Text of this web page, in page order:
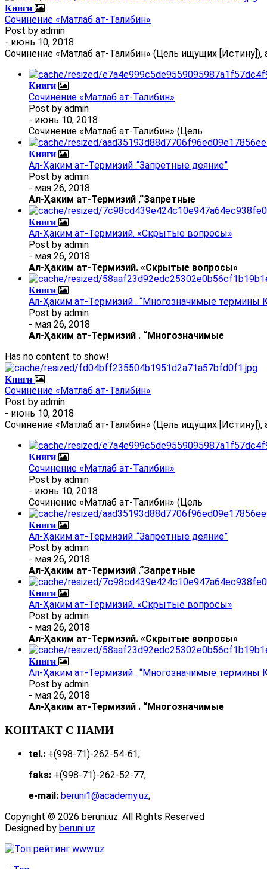
Книги
Сочинение «Матлаб ат-Талибин»
Post by admin
- июнь 10, 2018
Сочинение «Матлаб ат-Талибин» (Цель ищущих
Книги
Сочинение «Матлаб ат-Талибин»
Post by admin
- июнь 10, 2018
Сочинение «Матлаб ат-Талибин» (Цель
Книги
Ал-Ҳаким ат-Термизий .“Запретные деяние”
Post by admin
- мая 26, 2018
Ал-Ҳаким ат-Термизий .“Запретные
Книги
Ал-Ҳаким ат-Термизий. «Скрытые вопросы»
Post by admin
- мая 26, 2018
Ал-Ҳаким ат-Термизий. «Скрытые вопросы»
Книги
Ал-Ҳаким ат-Термизий . “Многозначимые термины
Post by admin
- мая 26, 2018
Ал-Ҳаким ат-Термизий . “Многозначимые
Has no content to show!
Книги
Сочинение «Матлаб ат-Талибин»
Post by admin
- июнь 10, 2018
Сочинение «Матлаб ат-Талибин» (Цель ищущих
Книги
Сочинение «Матлаб ат-Талибин»
Post by admin
- июнь 10, 2018
Сочинение «Матлаб ат-Талибин» (Цель
Книги
Ал-Ҳаким ат-Термизий .“Запретные деяние”
Post by admin
- мая 26, 2018
Ал-Ҳаким ат-Термизий .“Запретные
Книги
Ал-Ҳаким ат-Термизий. «Скрытые вопросы»
Post by admin
- мая 26, 2018
Ал-Ҳаким ат-Термизий. «Скрытые вопросы»
Книги
Ал-Ҳаким ат-Термизий . “Многозначимые термины
Post by admin
- мая 26, 2018
Ал-Ҳаким ат-Термизий . “Многозначимые
КОНТАКТ С НАМИ
tel.: +(998-71)-262-54-61;
faks: +(998-71)-262-52-77;
e-mail: beruni1@academy.uz;
Copyright © 2026 beruni.uz. All Rights Reserved
Designed by beruni.uz